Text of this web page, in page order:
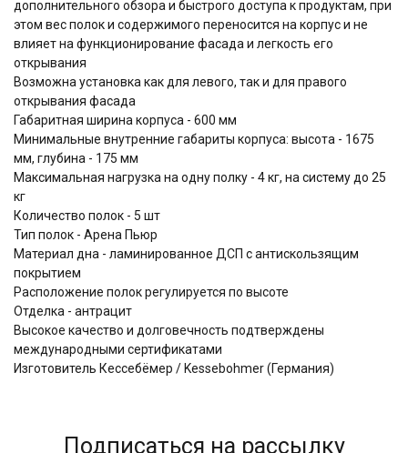
дополнительного обзора и быстрого доступа к продуктам, при
этом вес полок и содержимого переносится на корпус и не
влияет на функционирование фасада и легкость его
открывания
Возможна установка как для левого, так и для правого
открывания фасада
Габаритная ширина корпуса - 600 мм
Минимальные внутренние габариты корпуса: высота - 1675
мм, глубина - 175 мм
Максимальная нагрузка на одну полку - 4 кг, на систему до 25
кг
Количество полок - 5 шт
Тип полок - Арена Пьюр
Материал дна - ламинированное ДСП с антискользящим
покрытием
Расположение полок регулируется по высоте
Отделка - антрацит
Высокое качество и долговечность подтверждены
международными сертификатами
Изготовитель Кессебёмер / Kessebohmer (Германия)
Подписаться на рассылку